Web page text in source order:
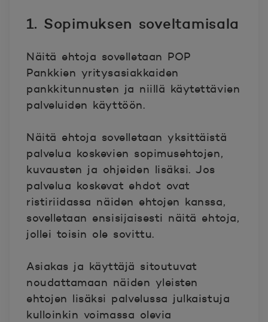
1. Sopimuksen soveltamisala
Näitä ehtoja sovelletaan POP
Pankkien yritysasiakkaiden
pankkitunnusten ja niillä käytettävien
palveluiden käyttöön.
Näitä ehtoja sovelletaan yksittäistä
palvelua koskevien sopimusehtojen,
kuvausten ja ohjeiden lisäksi. Jos
palvelua koskevat ehdot ovat
ristiriidassa näiden ehtojen kanssa,
sovelletaan ensisijaisesti näitä ehtoja,
jollei toisin ole sovittu.
Asiakas ja käyttäjä sitoutuvat
noudattamaan näiden yleisten
ehtojen lisäksi palvelussa julkaistuja
kulloinkin voimassa olevia